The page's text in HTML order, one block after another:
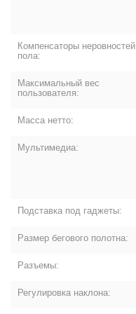
Компенсаторы неровностей
пола:
Максимальный вес
пользователя:
Масса нетто:
Мультимедиа:
Подставка под гаджеты:
Размер бегового полотна:
Разъемы:
Регулировка наклона: